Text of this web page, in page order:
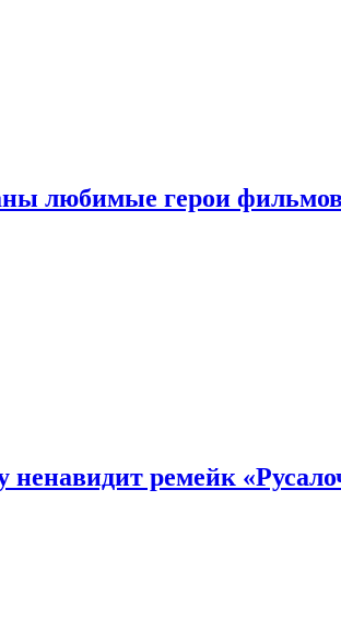
любимые герои
ненавидит ремейк